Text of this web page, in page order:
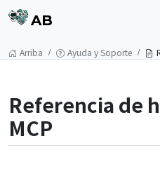
AB
Arriba Ayuda y Soporte
Referencia de
MCP